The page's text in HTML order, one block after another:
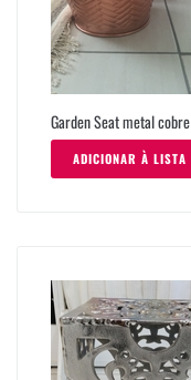
Garden Seat metal cobre
ADICIONAR À LISTA